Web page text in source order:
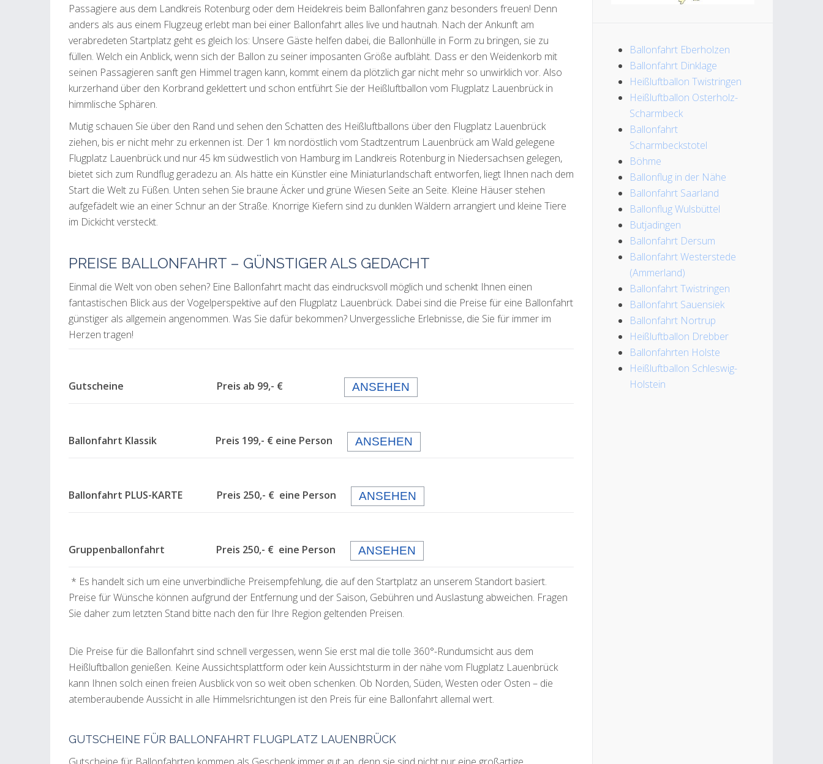
Passagiere aus dem Landkreis Rotenburg oder dem Heidekreis beim Ballonfahren ganz besonders freuen! Denn
anders als aus einem Flugzeug erlebt man bei einer Ballonfahrt alles live und hautnah. Nach der Ankunft am
verabredeten Startplatz geht es gleich los: Unsere Gäste helfen dabei, die Ballonhülle in Form zu bringen, sie zu
füllen. Welch ein Anblick, wenn sich der Ballon zu seiner imposanten Größe aufbläht. Dass er den Weidenkorb mit
seinen Passagieren sanft gen Himmel tragen kann, kommt einem da plötzlich gar nicht mehr so unwirklich vor. Also
kurzerhand über den Korbrand geklettert und schon entführt Sie der Heißluftballon vom Flugplatz Lauenbrück in
himmlische Sphären.
Mutig schauen Sie über den Rand und sehen den Schatten des Heißluftballons über den Flugplatz Lauenbrück
ziehen, bis er nicht mehr zu erkennen ist. Der 1 km nordöstlich vom Stadtzentrum Lauenbrück am Wald gelegene
Flugplatz Lauenbrück und nur 45 km südwestlich von Hamburg im Landkreis Rotenburg in Niedersachsen gelegen,
bietet sich zum Rundflug geradezu an. Als hätte ein Künstler eine Miniaturlandschaft entworfen, liegt Ihnen nach dem
Start die Welt zu Füßen. Unten sehen Sie braune Äcker und grüne Wiesen Seite an Seite. Kleine Häuser stehen
aufgefädelt wie an einer Schnur an der Straße. Knorrige Kiefern sind zu dunklen Wäldern arrangiert und kleine Tiere
im Dickicht versteckt.
PREISE BALLONFAHRT – GÜNSTIGER ALS GEDACHT
Einmal die Welt von oben sehen? Eine Ballonfahrt macht das eindrucksvoll möglich und schenkt Ihnen einen
fantastischen Blick aus der Vogelperspektive auf den Flugplatz Lauenbrück. Dabei sind die Preise für eine Ballonfahrt
günstiger als allgemein angenommen. Was Sie dafür bekommen? Unvergessliche Erlebnisse, die Sie für immer im
Herzen tragen!
Gutscheine Preis ab 99,- € ANSEHEN
Ballonfahrt Klassik Preis 199,- € eine Person ANSEHEN
Ballonfahrt PLUS-KARTE Preis 250,- € eine Person ANSEHEN
Gruppenballonfahrt Preis 250,- € eine Person ANSEHEN
* Es handelt sich um eine unverbindliche Preisempfehlung, die auf den Startplatz an unserem Standort basiert.
Preise für Wünsche können aufgrund der Entfernung und der Saison, Gebühren und Auslastung abweichen. Fragen
Sie daher zum letzten Stand bitte nach den für Ihre Region geltenden Preisen.
Die Preise für die Ballonfahrt sind schnell vergessen, wenn Sie erst mal die tolle 360°-Rundumsicht aus dem
Heißluftballon genießen. Keine Aussichtsplattform oder kein Aussichtsturm in der nähe vom Flugplatz Lauenbrück
kann Ihnen solch einen freien Ausblick von so weit oben schenken. Ob Norden, Süden, Westen oder Osten – die
atemberaubende Aussicht in alle Himmelsrichtungen ist den Preis für eine Ballonfahrt allemal wert.
GUTSCHEINE FÜR BALLONFAHRT FLUGPLATZ LAUENBRÜCK
Ballonfahrt Eberholzen
Ballonfahrt Dinklage
Heißluftballon Twistringen
Heißluftballon Osterholz-
Scharmbeck
Ballonfahrt
Scharmbeckstotel
Böhme
Ballonflug in der Nähe
Ballonfahrt Saarland
Ballonflug Wulsbüttel
Butjadingen
Ballonfahrt Dersum
Ballonfahrt Westerstede
(Ammerland)
Ballonfahrt Twistringen
Ballonfahrt Sauensiek
Ballonfahrt Nortrup
Heißluftballon Drebber
Ballonfahrten Holste
Heißluftballon Schleswig-
Holstein